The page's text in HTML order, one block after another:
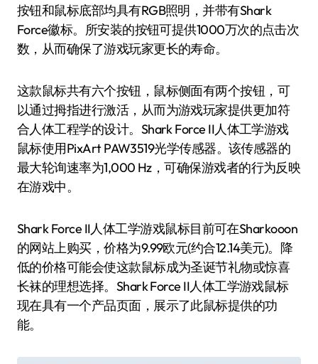
按钮和鼠标底部均具有RGB照明，并带有Shark
Force徽标。所安装的按钮可提供1000万次的点击次
数，从而确保了游戏玩家更长的寿命。
这款鼠标共有六个按钮，鼠标侧面有两个按钮，可
以通过拇指进行激活，从而为游戏玩家提供更加符
合人体工程学的设计。Shark Force II人体工学游戏
鼠标使用PixArt PAW3519光学传感器。该传感器的
最大轮询速率为1,000 Hz，可确保游戏者的行为反映
在游戏中。
Shark Force II人体工学游戏鼠标目前可在Sharkooon
的网站上购买，价格为9.99欧元(约合12.14美元)。降
低的价格可能会使这款鼠标成为圣诞节礼物或惊喜
长袜的理想选择。Shark Force II人体工学游戏鼠标
现在具有一个产品页面，展示了此鼠标提供的功
能。